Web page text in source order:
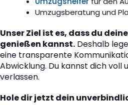
Umzugsberatung und
Unser Ziel ist es, dass du
genießen kannst. Deshalb
eine transparente
Abwicklung. Du kannst dich voll
verlassen.
Hole dir jetzt dein